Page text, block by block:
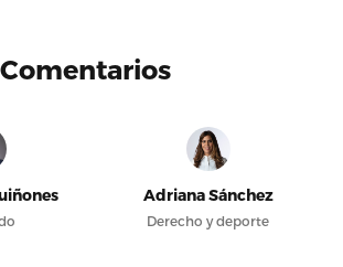
Adriana Sánchez
Derecho y deporte